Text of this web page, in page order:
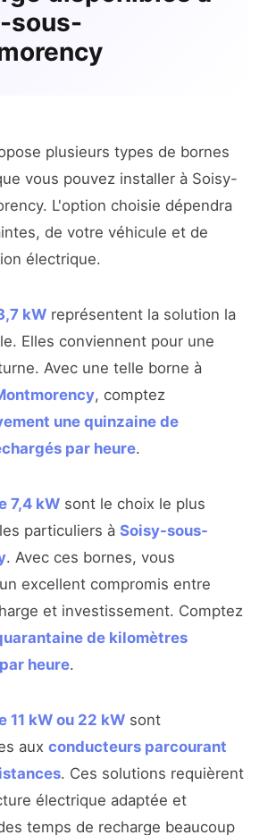
sous-
plusieurs types de bornes
vous pouvez installer à Soisy-
L'option choisie dépendra
de votre véhicule et de
électrique.
kW représentent la solution la
Elles conviennent pour une
Avec une telle borne à
, comptez
une quinzaine de
par heure.
7,4 kW sont le choix le plus
particuliers à Soisy-sous-
. Avec ces bornes, vous
excellent compromis entre
et investissement. Comptez
de kilomètres
heure.
11 kW ou 22 kW sont
aux conducteurs parcourant
. Ces solutions requièrent
électrique adaptée et
temps de recharge beaucoup